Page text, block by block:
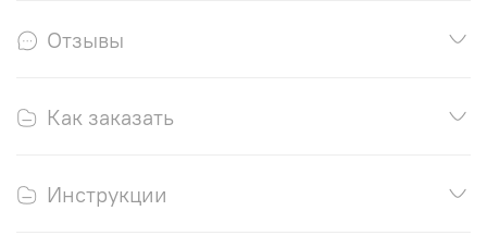
Отзывы
Как заказать
Инструкции